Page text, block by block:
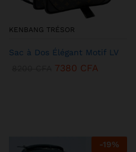
KENBANG TRÉSOR
Sac à Dos Élégant Motif LV
7380 CFA
-19%